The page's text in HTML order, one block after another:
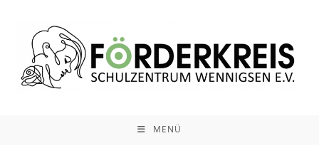
springen
MENÜ